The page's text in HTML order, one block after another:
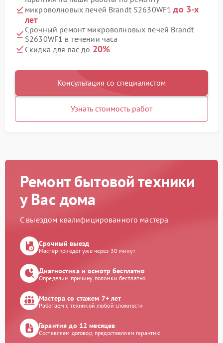
микроволновых печей Brandt S2630WF1до 3-х
лет
Срочный ремонт микроволновых печей Brandt
S2630WF1 в течении часа
Скидка для вас до 20%
Консультация со специалистом
Узнать стоимость работ
Ремонт бытовой техники
у Вас дома
С выездом квалифицированного мастера
Срочный выезд
Мастер приедет уже через 30 минут
Диагностика и осмотр бесплатно
Определим причину поломки бесплатно
Мастера со стажем 7+ лет
Работаем с техникой любой сложности
Гарантия до 12 месяцев
Составляем договор, предоставляем гарантию